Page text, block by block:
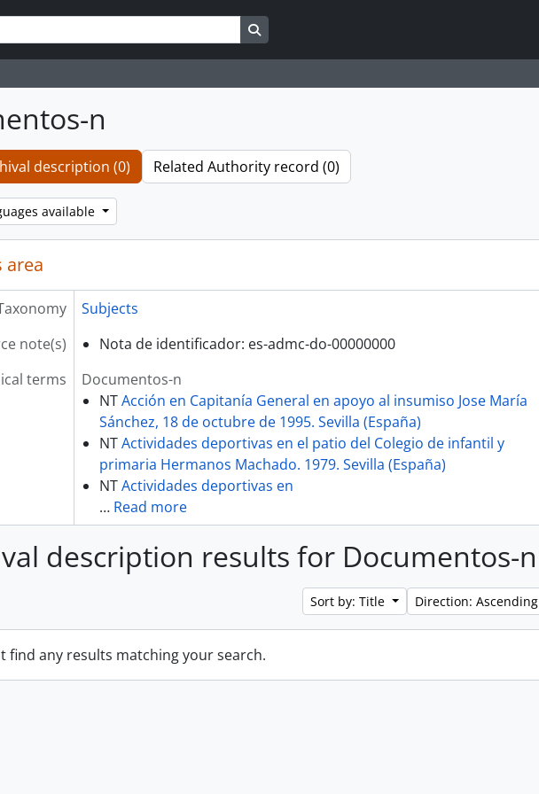
n
description (0) Related Authority record (0)
available
area
Subjects
note(s)
Nota de identificador: es-admc-do-00000000
terms
Documentos-n
NTAcción en Capitanía General en apoyo al insumiso Jose María
Sánchez, 18 de octubre de 1995. Sevilla (España)
NTActividades deportivas en el patio del Colegio de infantil y
primaria Hermanos Machado. 1979. Sevilla (España)
NTActividades deportivas en
… Read more
description results for Documentos-n
Sort by: Title Direction: Ascending
find any results matching your search.